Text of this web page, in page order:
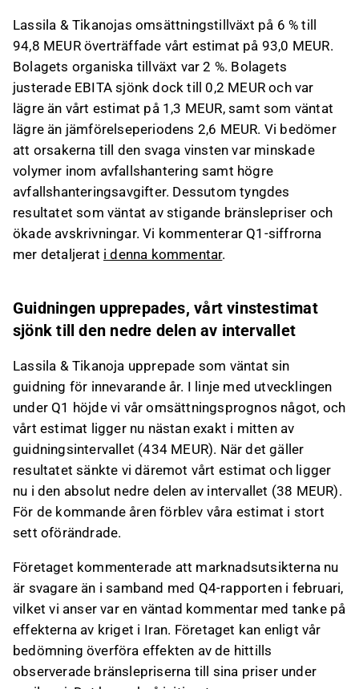
Lassila & Tikanojas omsättningstillväxt på 6 % till
94,8 MEUR överträffade vårt estimat på 93,0 MEUR.
Bolagets organiska tillväxt var 2 %. Bolagets
justerade EBITA sjönk dock till 0,2 MEUR och var
lägre än vårt estimat på 1,3 MEUR, samt som väntat
lägre än jämförelseperiodens 2,6 MEUR. Vi bedömer
att orsakerna till den svaga vinsten var minskade
volymer inom avfallshantering samt högre
avfallshanteringsavgifter. Dessutom tyngdes
resultatet som väntat av stigande bränslepriser och
ökade avskrivningar. Vi kommenterar Q1-siffrorna
mer detaljerat i denna kommentar.
Guidningen upprepades, vårt vinstestimat
sjönk till den nedre delen av intervallet
Lassila & Tikanoja upprepade som väntat sin
guidning för innevarande år. I linje med utvecklingen
under Q1 höjde vi vår omsättningsprognos något, och
vårt estimat ligger nu nästan exakt i mitten av
guidningsintervallet (434 MEUR). När det gäller
resultatet sänkte vi däremot vårt estimat och ligger
nu i den absolut nedre delen av intervallet (38 MEUR).
För de kommande åren förblev våra estimat i stort
sett oförändrade.
Företaget kommenterade att marknadsutsikterna nu
är svagare än i samband med Q4-rapporten i februari,
vilket vi anser var en väntad kommentar med tanke på
effekterna av kriget i Iran. Företaget kan enligt vår
bedömning överföra effekten av de hittills
observerade bränslepriserna till sina priser under